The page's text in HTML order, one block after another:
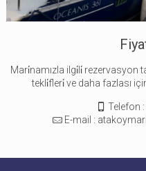
Mari̇namızla ilgi̇li̇ rezervasyon
tekli̇fleri̇ ve daha fazlası
Telefon
E-mail :